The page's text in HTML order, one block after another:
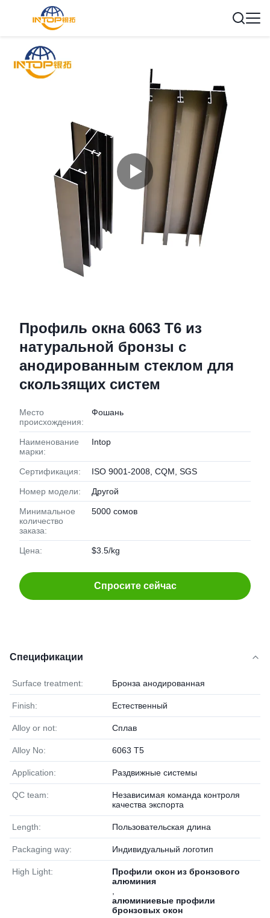
Профиль окна 6063 T6 из
натуральной бронзы с
анодированным стеклом для
скользящих систем
Место
происхождения:
Фошань
Наименование
марки:
Intop
Сертификация: ISO 9001-2008, CQM, SGS
Номер модели: Другой
Минимальное
количество
заказа:
5000 сомов
Цена: $3.5/kg
Спросите сейчас
Спецификации
Surface treatment: Бронза анодированная
Finish: Естественный
Alloy or not: Сплав
Alloy No: 6063 T5
Application: Раздвижные системы
QC team:
Независимая команда контроля
качества экспорта
Length: Пользовательская длина
Packaging way: Индивидуальный логотип
High Light:
Профили окон из бронзового
алюминия
алюминиевые профили
бронзовых окон